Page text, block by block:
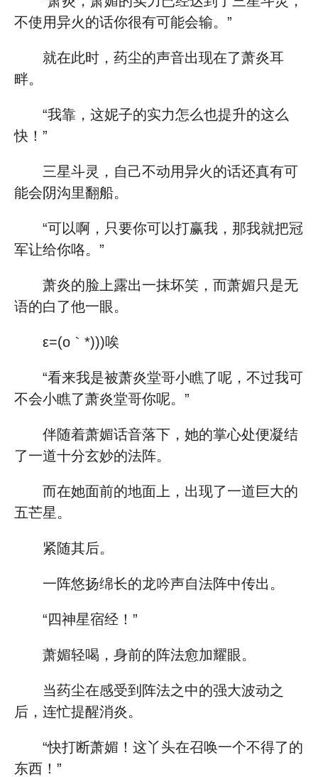
不使用异火的话你很有可能会输。”
就在此时，药尘的声音出现在了萧炎耳
畔。
“我靠，这妮子的实力怎么也提升的这么
快！”
三星斗灵，自己不动用异火的话还真有可
能会阴沟里翻船。
“可以啊，只要你可以打赢我，那我就把冠
军让给你咯。”
萧炎的脸上露出一抹坏笑，而萧媚只是无
语的白了他一眼。
ε=(ο｀*)))唉
“看来我是被萧炎堂哥小瞧了呢，不过我可
不会小瞧了萧炎堂哥你呢。”
伴随着萧媚话音落下，她的掌心处便凝结
了一道十分玄妙的法阵。
而在她面前的地面上，出现了一道巨大的
五芒星。
紧随其后。
一阵悠扬绵长的龙吟声自法阵中传出。
“四神星宿经！”
萧媚轻喝，身前的阵法愈加耀眼。
当药尘在感受到阵法之中的强大波动之
后，连忙提醒消炎。
“快打断萧媚！这丫头在召唤一个不得了的
东西！”